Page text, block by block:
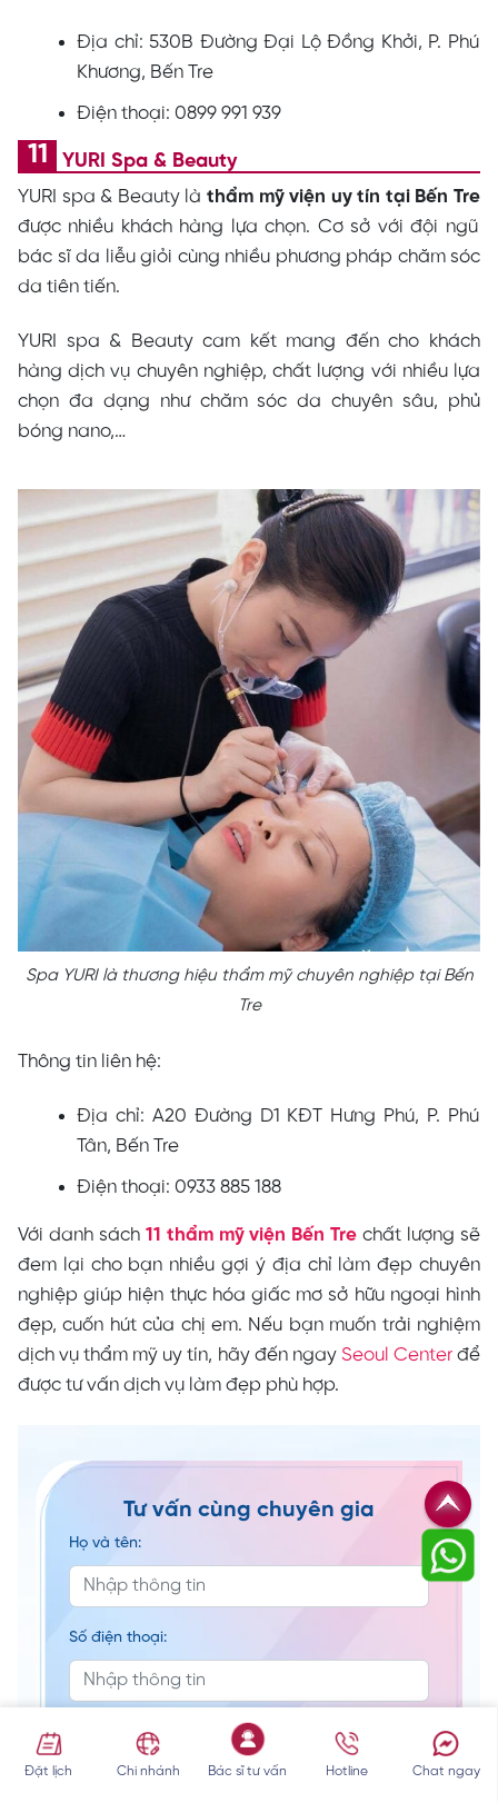
Địa chỉ: 530B Đường Đại Lộ Đồng Khởi, P. Phú
Khương, Bến Tre
Điện thoại: 0899 991 939
YURI Spa & Beauty
YURI spa & Beauty là thẩm mỹ viện uy tín tại Bến Tre
được nhiều khách hàng lựa chọn. Cơ sở với đội ngũ
bác sĩ da liễu giỏi cùng nhiều phương pháp chăm sóc
da tiên tiến.
YURI spa & Beauty cam kết mang đến cho khách
hàng dịch vụ chuyên nghiệp, chất lượng với nhiều lựa
chọn đa dạng như chăm sóc da chuyên sâu, phủ
bóng nano,…
Spa YURI là thương hiệu thẩm mỹ chuyên nghiệp tại Bến
Tre
Thông tin liên hệ:
Địa chỉ: A20 Đường D1 KĐT Hưng Phú, P. Phú
Tân, Bến Tre
Điện thoại: 0933 885 188
Với danh sách 11 thẩm mỹ viện Bến Tre chất lượng sẽ
đem lại cho bạn nhiều gợi ý địa chỉ làm đẹp chuyên
nghiệp giúp hiện thực hóa giấc mơ sở hữu ngoại hình
đẹp, cuốn hút của chị em. Nếu bạn muốn trải nghiệm
dịch vụ thẩm mỹ uy tín, hãy đến ngay Seoul Centerđể
được tư vấn dịch vụ làm đẹp phù hợp.
Tư vấn cùng chuyên gia
Họ và tên:
Số điện thoại:
Đặt lịch Chi nhánh Bác sĩ tư vấn Hotline Chat ngay